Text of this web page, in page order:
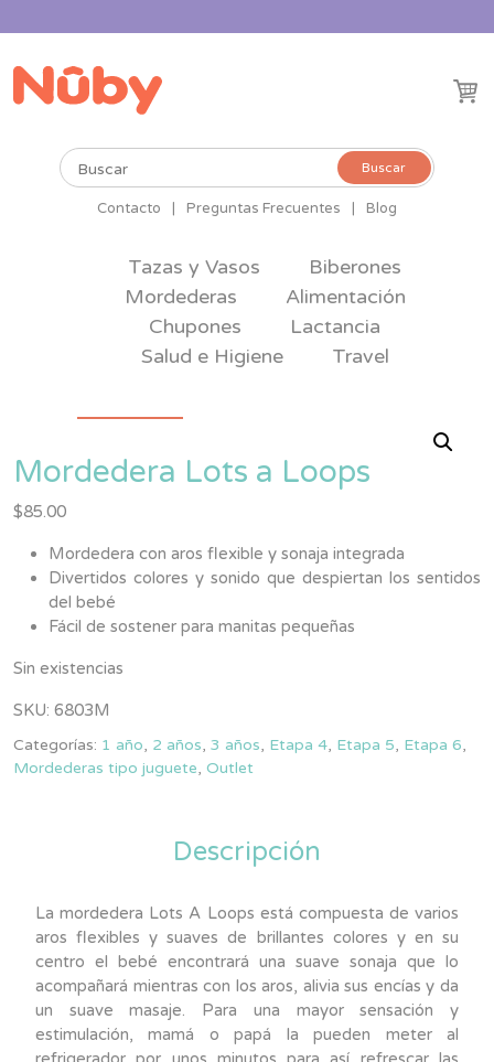
Buscar
Buscar
Contacto Preguntas Frecuentes Blog
Tazas y Vasos
Biberones
Mordederas
Alimentación
Chupones
Lactancia
Salud e Higiene
Travel
Mordedera Lots a Loops
$85.00
Mordedera con aros flexible y sonaja integrada
Divertidos colores y sonido que despiertan los sentidos
del bebé
Fácil de sostener para manitas pequeñas
Sin existencias
SKU: 6803M
Categorías: 1 año, 2 años, 3 años, Etapa 4, Etapa 5, Etapa 6,
Mordederas tipo juguete, Outlet
Descripción
La mordedera Lots A Loops está compuesta de varios
aros flexibles y suaves de brillantes colores y en su
centro el bebé encontrará una suave sonaja que lo
acompañará mientras con los aros, alivia sus encías y da
un suave masaje. Para una mayor sensación y
estimulación, mamá o papá la pueden meter al